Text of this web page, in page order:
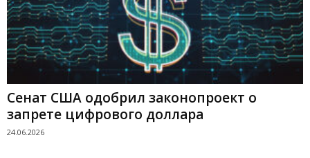
Сенат США одобрил законопроект о
запрете цифрового доллара
24.06.2026